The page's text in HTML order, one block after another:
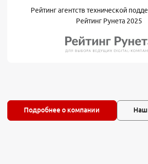
Рейтинг агентств технической
Рейтинг Рунета 2025
Подробнее о компании